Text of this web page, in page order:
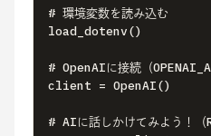
# 環境変数を読み込む
load_dotenv()
# OpenAIに接続（
client = OpenAI()
# AIに話しかけてみよう！